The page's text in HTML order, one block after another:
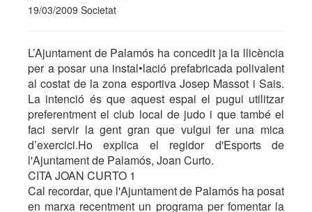
19/03/2009 Societat
L’Ajuntament de Palamós ha concedit ja la llicència
per a posar una instal•lació prefabricada polivalent
al costat de la zona esportiva Josep Massot i Sais.
La intenció és que aquest espai el pugui utilitzar
preferentment el club local de judo i que també el
faci servir la gent gran que vulgui fer una mica
d’exercici.Ho explica el regidor d'Esports de
l'Ajuntament de Palamós, Joan Curto.
CITA JOAN CURTO 1
Cal recordar, que l'Ajuntament de Palamós ha posat
en marxa recentment un programa per fomentar la